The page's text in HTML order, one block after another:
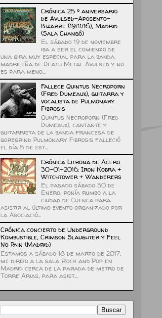
Crónica 25 º aniversario
de Avulsed-Aposento-
Bizarre (19/11/16), Madrid
(Sala Changó)
El sábado 19 de noviembre
iba a ser el comienzo de
una gira muy especial para la banda
madrileña de Death Metal Avulsed y no
es para meno...
Fallece Quintus Necroporn
(Fred Dumeaux), guitarra y
vocalista de Pulmonary
Fibrosis
Quintus Necroporn (Fred
Dumeaux), cantante y
guitarrista de la banda francesa de
goregrind Pulmonary Fibrosis falleció
el día 5 de est...
Crónica Litrona de Acero
30-01-2016: Iron Kobra +
Witchtower + Wanderers
El pasado sábado 30 de
Enero, ponía rumbo a la
ciudad de Cuenca para
asistir al último evento organizado por
la Asociació...
Crónica concierto de Underground
Kombustible, Crimson Slaughter y Feel
No Pain (Madrid)
Estamos a sábado 18 de marzo de 2017,
me dirijo a la sala Rock and Pop en
Madrid cerca de la parada de metro de
Torre Arias, para asist...